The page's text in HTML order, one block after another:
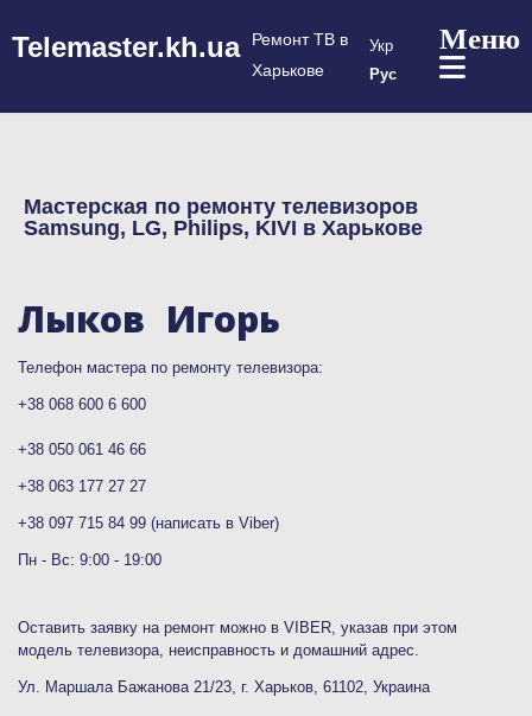
Telemaster.kh.ua
Ремонт ТВ в
Харькове
Выберите язык
Укр
Рус
Мастерская по ремонту телевизоров
Samsung, LG, Philips, KIVI в Харькове
Лыков Игорь
Телефон мастера по ремонту телевизора:
+38 068 600 6 600
+38 050 061 46 66
+38 063 177 27 27
+38 097 715 84 99 (написать в Viber)
Пн - Вс: 9:00 - 19:00
Оставить заявку на ремонт можно в VIBER, указав при этом
модель телевизора, неисправность и домашний адрес.
Ул. Маршала Бажанова 21/23, г. Харьков, 61102, Украина